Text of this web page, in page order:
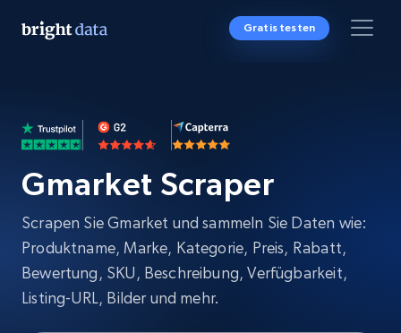
Gratis testen
Gmarket Scraper
Scrapen Sie Gmarket und sammeln Sie Daten wie:
Produktname, Marke, Kategorie, Preis, Rabatt,
Bewertung, SKU, Beschreibung, Verfügbarkeit,
Listing-URL, Bilder und mehr.